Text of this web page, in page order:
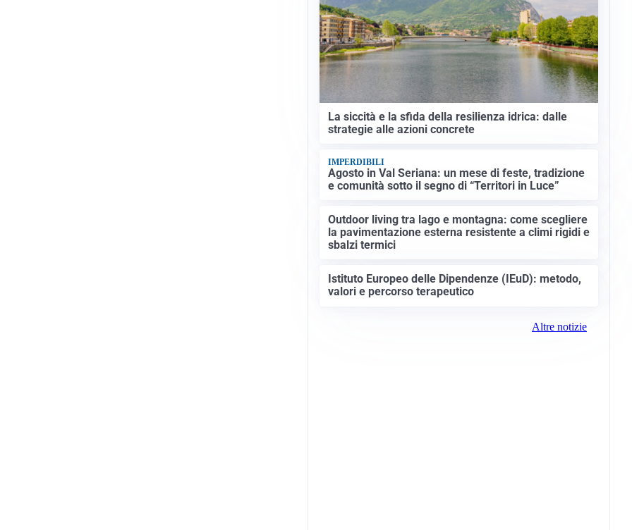
La siccità e la sfida della resilienza idrica: dalle
strategie alle azioni concrete
IMPERDIBILI
Agosto in Val Seriana: un mese di feste, tradizione
e comunità sotto il segno di “Territori in Luce”
Outdoor living tra lago e montagna: come scegliere
la pavimentazione esterna resistente a climi rigidi e
sbalzi termici
Istituto Europeo delle Dipendenze (IEuD): metodo,
valori e percorso terapeutico
Altre notizie